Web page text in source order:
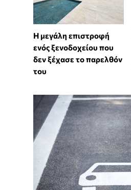
Η μεγάλη επιστροφή
ενός ξενοδοχείου που
δεν ξέχασε το παρελθόν
του